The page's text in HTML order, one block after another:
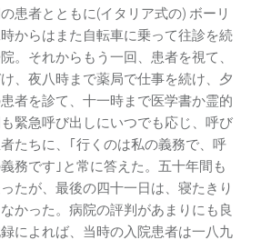
患者とともに(イタリア式の) ボーリ
からはまた自転車に乗って往診を続
。それからもう一回、患者を視て、
、夜八時まで薬局で仕事を続け、夕
者を診て、十一時まで医学書か霊的
緊急呼び出しにいつでも応じ、呼び
たちに、｢行くのは私の義務で、呼
務です｣と常に答えた。五十年間も
たが、最後の四十一日は、寝たきり
かった。病院の評判があまりにも良
によれば、当時の入院患者は一八九